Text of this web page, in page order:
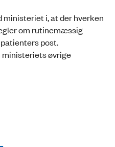
ministeriet i, at der hverken
om rutinemæssig
post.
ministeriets øvrige